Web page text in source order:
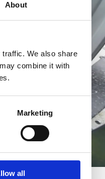
About
We also share
combine it with
Marketing
all